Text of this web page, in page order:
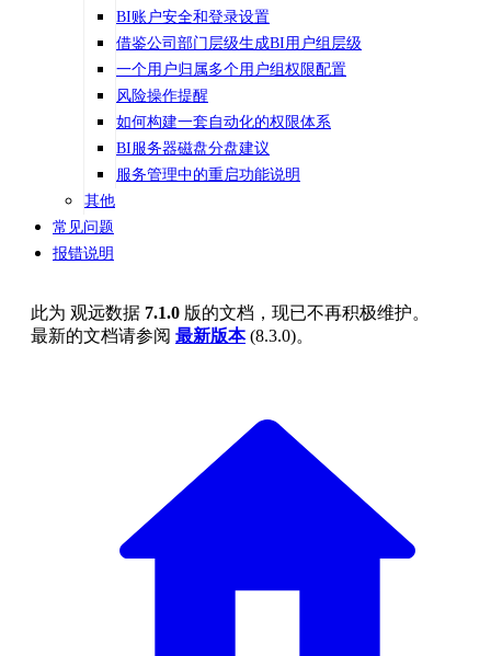
BI账户安全和登录设置
借鉴公司部门层级生成BI用户组层级
一个用户归属多个用户组权限配置
风险操作提醒
如何构建一套自动化的权限体系
BI服务器磁盘分盘建议
服务管理中的重启功能说明
其他
常见问题
报错说明
此为 观远数据 7.1.0 版的文档，现已不再积极维护。
最新的文档请参阅 最新版本(8.3.0)。